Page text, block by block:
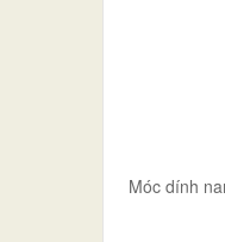
Móc dính